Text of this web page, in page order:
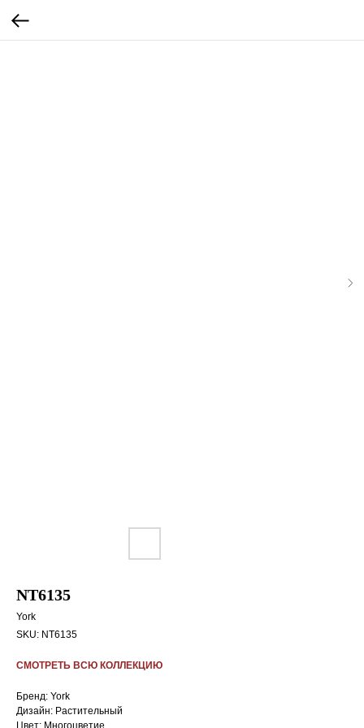
NT6135
York
SKU: NT6135
СМОТРЕТЬ ВСЮ КОЛЛЕКЦИЮ
Бренд: York
Дизайн: Растительный
Цвет: Многоцветие